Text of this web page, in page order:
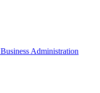
Administration